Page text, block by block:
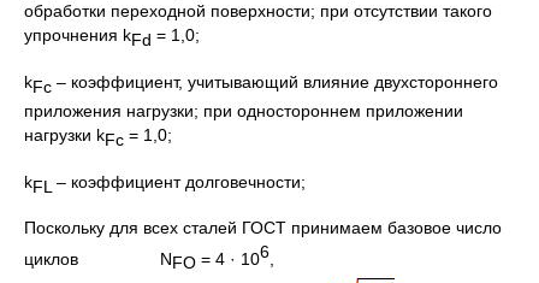
обработки переходной поверхности; при отсутствии такого
упрочнения kFd = 1,0;
kFс – коэффициент, учитывающий влияние двухстороннего
приложения нагрузки; при одностороннем приложении
нагрузки kFс = 1,0;
kFL – коэффициент долговечности;
Поскольку для всех сталей ГОСТ принимаем базовое число
циклов NFO = 4 · 106